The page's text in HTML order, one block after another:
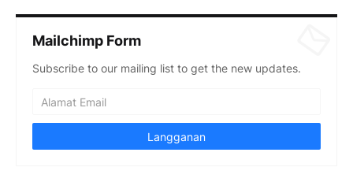
Mailchimp Form
Subscribe to our mailing list to get the new updates.